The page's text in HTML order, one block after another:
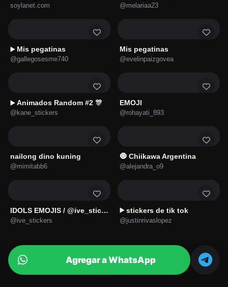
Agregar a WhatsApp
soylanet.com @melariaa23
▶️ Mis pegatinas
@gallegosesme740
Mis pegatinas
@evelinpaizgovea
▶️ Animados Random #2 🎊
@kane_stickers
EMOJI
@rohayati_893
nailong dino kuning
@mimitabb6
🧿 Chiikawa Argentina
@alejandra_o9
IDOLS EMOJIS / @ive_stickers
@ive_stickers
▶️ stickers de tik tok
@justinrivaslopez